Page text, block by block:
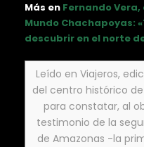
Más en Fernando
Mundo Chachapoyas:
descubrir en el norte
Leído en Viajeros,
del centro histórico
para constatar, al
testimonio de la
de Amazonas -la